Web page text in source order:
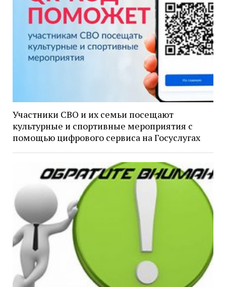
Участники СВО и их семьи посещают
культурные и спортивные мероприятия с
помощью цифрового сервиса на Госуслугах